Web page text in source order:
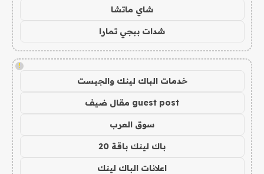
شاي ماتشا
شدات ببجي تمارا
!
خدمات الباك لينك والجيست
guest post مقال ضيف
سوق العرب
باك لينك باقة 20
اعلانات الباك لينك